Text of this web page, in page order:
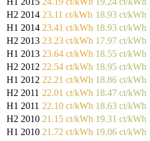
H2 2014 23.11 ct/kWh 18.93 ct/kWh
H1 2014 23.41 ct/kWh 18.93 ct/kWh
H2 2013 23.23 ct/kWh 17.97 ct/kWh
H1 2013 23.64 ct/kWh 18.55 ct/kWh
H2 2012 22.54 ct/kWh 18.95 ct/kWh
H1 2012 22.21 ct/kWh 18.86 ct/kWh
H2 2011 22.01 ct/kWh 18.47 ct/kWh
H1 2011 22.10 ct/kWh 18.63 ct/kWh
H2 2010 21.15 ct/kWh 19.31 ct/kWh
H1 2010 21.72 ct/kWh 19.06 ct/kWh